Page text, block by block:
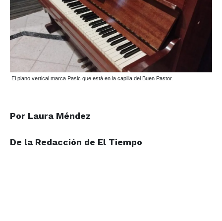
El piano vertical marca Pasic que está en la capilla del Buen Pastor.
Por Laura Méndez
De la Redacción de El Tiempo